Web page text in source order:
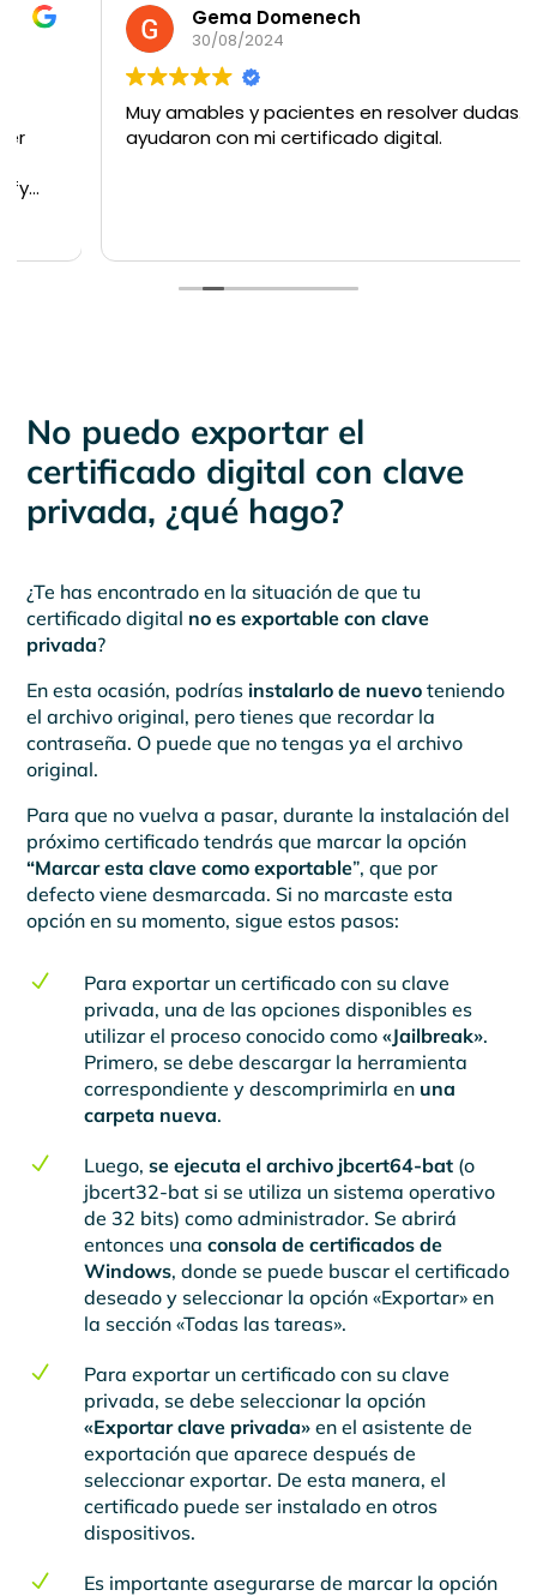
Gema Domenech
30/08/2024
Muy amables y pacientes en resolver dudas. Me
ayudaron con mi certificado digital.
No puedo exportar el
certificado digital con clave
privada, ¿qué hago?
¿Te has encontrado en la situación de que tu
certificado digital no es exportable con clave
privada?
En esta ocasión, podrías instalarlo de nuevo teniendo
el archivo original, pero tienes que recordar la
contraseña. O puede que no tengas ya el archivo
original.
Para que no vuelva a pasar, durante la instalación del
próximo certificado tendrás que marcar la opción
“Marcar esta clave como exportable”, que por
defecto viene desmarcada. Si no marcaste esta
opción en su momento, sigue estos pasos:
N
Para exportar un certificado con su clave
privada, una de las opciones disponibles es
utilizar el proceso conocido como «Jailbreak».
Primero, se debe descargar la herramienta
correspondiente y descomprimirla en una
carpeta nueva.
N Luego, se ejecuta el archivo jbcert64-bat(o
jbcert32-bat si se utiliza un sistema operativo
de 32 bits) como administrador. Se abrirá
entonces una consola de certificados de
Windows, donde se puede buscar el certificado
deseado y seleccionar la opción «Exportar» en
la sección «Todas las tareas».
N
Para exportar un certificado con su clave
privada, se debe seleccionar la opción
«Exportar clave privada»en el asistente de
exportación que aparece después de
seleccionar exportar. De esta manera, el
certificado puede ser instalado en otros
dispositivos.
N Es importante asegurarse de marcar la opción